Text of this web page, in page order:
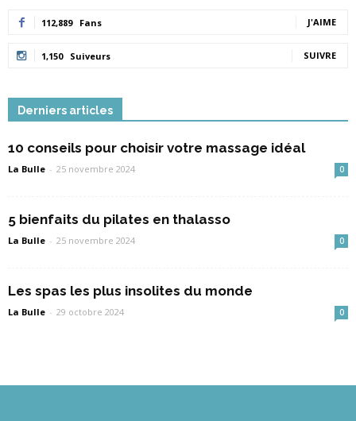
112,889 Fans J'AIME
1,150 Suiveurs SUIVRE
Derniers articles
10 conseils pour choisir votre massage idéal
La Bulle - 25 novembre 2024 0
5 bienfaits du pilates en thalasso
La Bulle - 25 novembre 2024 0
Les spas les plus insolites du monde
La Bulle - 29 octobre 2024 0